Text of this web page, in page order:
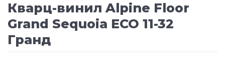
Кварц-винил Alpine Floor
Grand Sequoia ЕСО 11-32
Гранд